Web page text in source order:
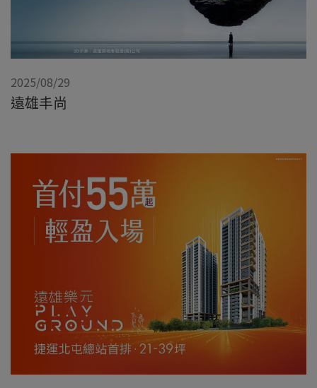
2025/08/29
遠雄丰尚